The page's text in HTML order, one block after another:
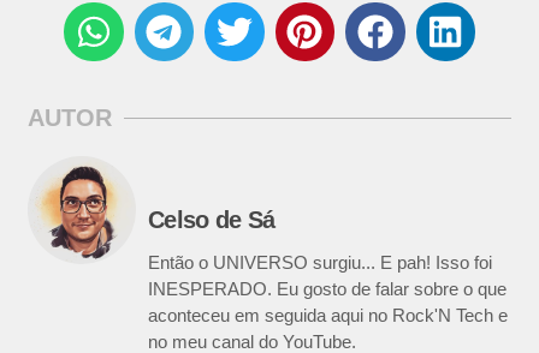
AUTOR
Celso de Sá
Então o UNIVERSO surgiu... E pah! Isso foi
INESPERADO. Eu gosto de falar sobre o que
aconteceu em seguida aqui no Rock'N Tech e
no meu canal do YouTube.